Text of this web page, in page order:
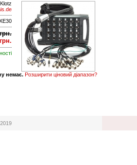
Klotz
немає. Розширити ціновий діапазон?
, 2019